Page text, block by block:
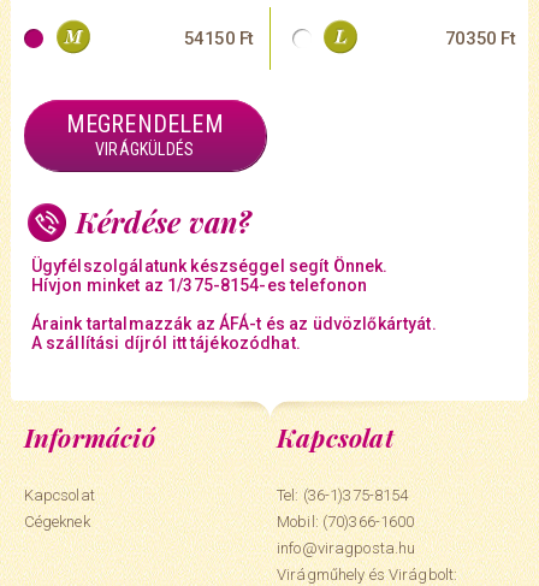
54150 Ft 70350 Ft
MEGRENDELEM
VIRÁGKÜLDÉS
Kérdése van?
Ügyfélszolgálatunk készséggel segít Önnek.
Hívjon minket az 1/375-8154-es telefonon
Áraink tartalmazzák az ÁFÁ-t és az üdvözlőkártyát.
A szállítási díjról itt tájékozódhat.
Információ
Kapcsolat
Cégeknek
Kapcsolat
Tel: (36-1)375-8154
Mobil:(70)366-1600
info@viragposta.hu
Virágműhely és Virágbolt: